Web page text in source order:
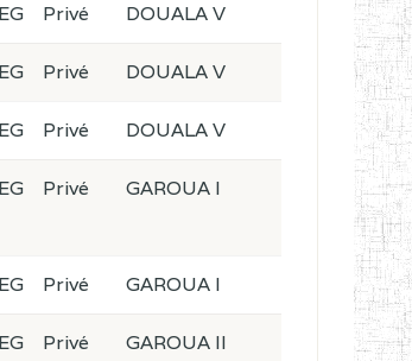
Privé DOUALA V
Privé DOUALA V
Privé DOUALA V
Privé GAROUA I
Privé GAROUA I
Privé GAROUA II